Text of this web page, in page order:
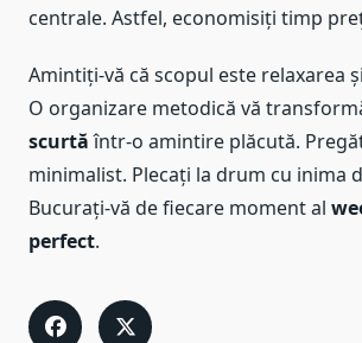
centrale. Astfel, economisiți timp
Amintiți-vă că scopul este relaxarea
O organizare metodică vă
scurtăîntr-o amintire plăcută.
minimalist. Plecați la drum cu inima
Bucurați-vă de fiecare moment al
perfect.